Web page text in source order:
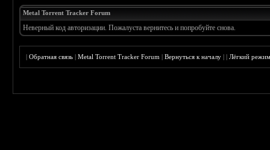
Metal Torrent Tracker Forum
Неверный код авторизации. Пожалуста вернитесь и попробуйте снова.
|Обратная связь |Metal Torrent Tracker Forum |Вернуться к началу ||Лёгкий